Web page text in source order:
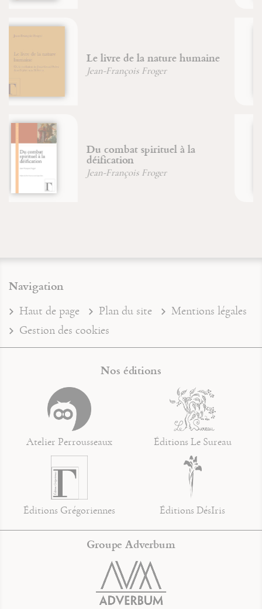
Énigme de la pensée
Jean-François Froger
Énigmes & commentaire du
Livre de Jonas
Christian (Père) Wyler
Navigation
Haut de page Plan du site
Mentions légales
Gestion des cookies
Nos éditions
Atelier Perrousseaux Éditions Le Sureau
Éditions Grégoriennes Éditions DésIris
Groupe Adverbum